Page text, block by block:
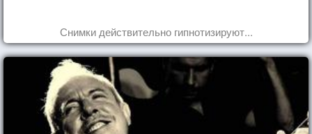
Снимки действительно гипнотизируют...